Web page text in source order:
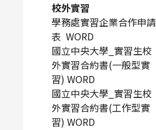
校外實習
學務處實習企業合作申請
表 WORD
國立中央大學_實習生校
外實習合約書(一般型實
習) WORD
國立中央大學_實習生校
外實習合約書(工作型實
習) WORD